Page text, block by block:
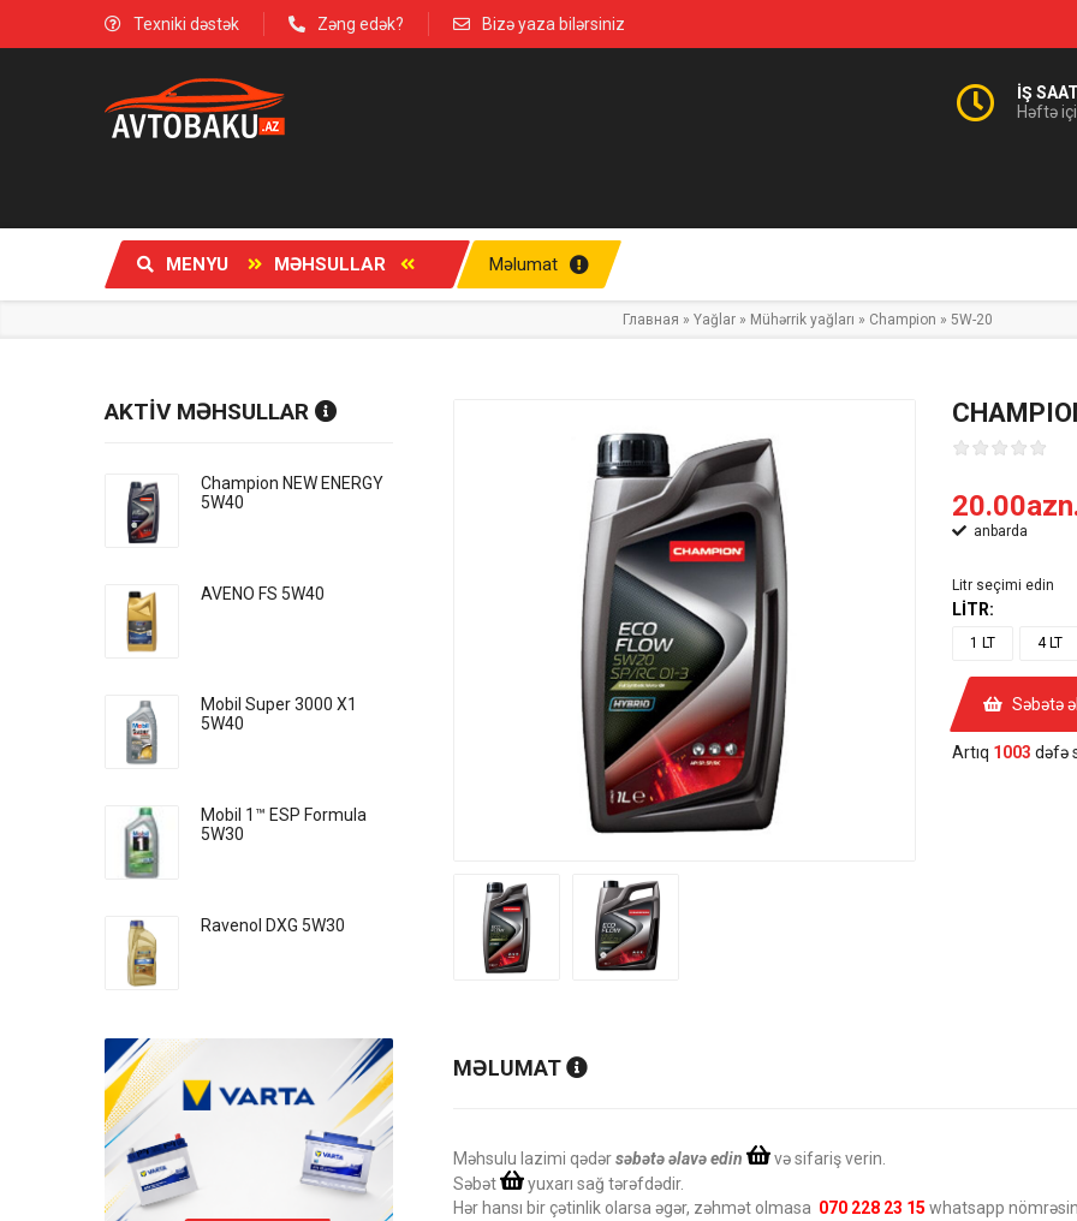
Texniki dəstək Zəng edək? Bizə yaza bilərsiniz
İŞ
Həftə
MENYU MƏHSULLAR Məlumat
Главная » Yağlar » Mühərrik yağları » Champion » 5W-20
anbarda
Litr seçimi edin
LİTR:
1 LT 4 LT
Səbətə
Artıq 1003 dəfə
MƏLUMAT
Məhsulu lazimi qədərsəbətə əlavə edin
və sifariş verin.
Səbət
yuxarı sağ tərəfdədir.
Hər hansı bir çətinlik olarsa əgər, zəhmət olmasa 070 228 23 15 whatsapp
AKTİV MƏHSULLAR
Champion NEW ENERGY
5W40
AVENO FS 5W40
Mobil Super 3000 X1
5W40
Mobil 1™ ESP Formula
5W30
Ravenol DXG 5W30